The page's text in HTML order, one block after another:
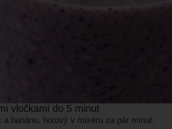
vločkami do 5 minut
banánu, hotový v mixéru za pár minut.